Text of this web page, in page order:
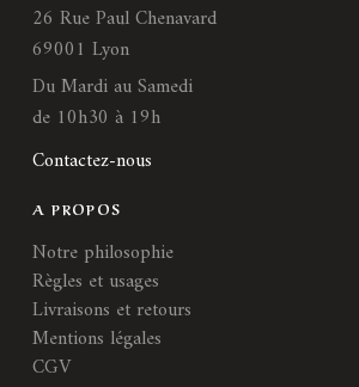
26 Rue Paul Chenavard
69001 Lyon
Du Mardi au Samedi
de 10h30 à 19h
Contactez-nous
A PROPOS
Notre philosophie
Règles et usages
Livraisons et retours
Mentions légales
CGV